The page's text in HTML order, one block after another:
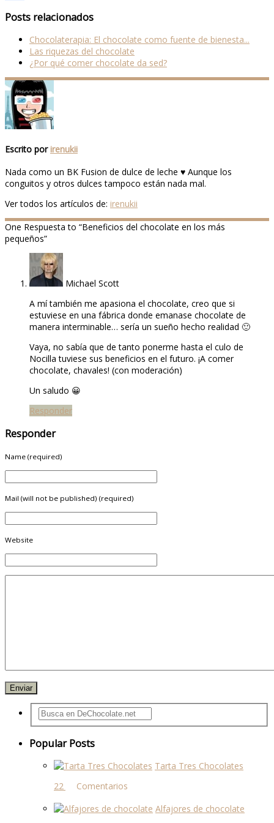
Posts relacionados
Chocolaterapia: El chocolate como fuente de bienesta...
Las riquezas del chocolate
¿Por qué comer chocolate da sed?
Escrito por irenukii
Nada como un BK Fusion de dulce de leche ♥ Aunque los
conguitos y otros dulces tampoco están nada mal.
Ver todos los artículos de: irenukii
One Respuesta to “Beneficios del chocolate en los más
pequeños”
Michael Scott
A mí también me apasiona el chocolate, creo que si
estuviese en una fábrica donde emanase chocolate de
manera interminable… sería un sueño hecho realidad 🙂
Vaya, no sabía que de tanto ponerme hasta el culo de
Nocilla tuviese sus beneficios en el futuro. ¡A comer
chocolate, chavales! (con moderación)
Un saludo 😀
Responder
Responder
Name (required)
Mail (will not be published) (required)
Website
Popular Posts
Tarta Tres Chocolates
22 comentarios
Alfajores de chocolate